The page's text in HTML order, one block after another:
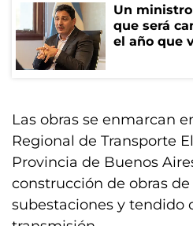
Un
que será
el año que
Las obras se enmarcan
Regional de Transporte
Provincia de Buenos
construcción de obras
subestaciones y tendido